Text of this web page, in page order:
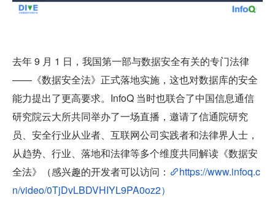
去年 9 月 1 日，我国第一部与数据安全有关的专门法律
——《数据安全法》正式落地实施，这也对数据库的安全
能力提出了更高要求。InfoQ 当时也联合了中国信息通信
研究院云大所共同举办了一场直播，邀请了信通院研究
员、安全行业从业者、互联网公司实践者和法律界人士，
从趋势、行业、落地和法律等多个维度共同解读《数据安
全法》（感兴趣的开发者可以访问：
https://www.infoq.c
n/video/0TjDvLBDVHIYL9PA0oz2）